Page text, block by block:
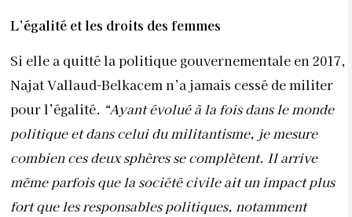
L’égalité et les droits des femmes
Si elle a quitté la politique gouvernementale en 2017,
Najat Vallaud-Belkacem n’a jamais cessé de militer
pour l’égalité. “Ayant évolué à la fois dans le monde
politique et dans celui du militantisme, je mesure
combien ces deux sphères se complètent. Il arrive
même parfois que la société civile ait un impact plus
fort que les responsables politiques, notamment